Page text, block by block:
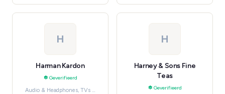
H
Harman Kardon
Geverifieerd
Audio & Headphones, TVs &
H
Harney & Sons Fine
Teas
Geverifieerd